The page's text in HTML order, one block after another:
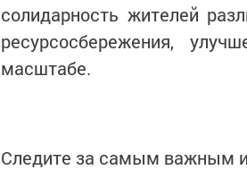
солидарность жителей
ресурсосбережения,
масштабе.
Следите за самым важным